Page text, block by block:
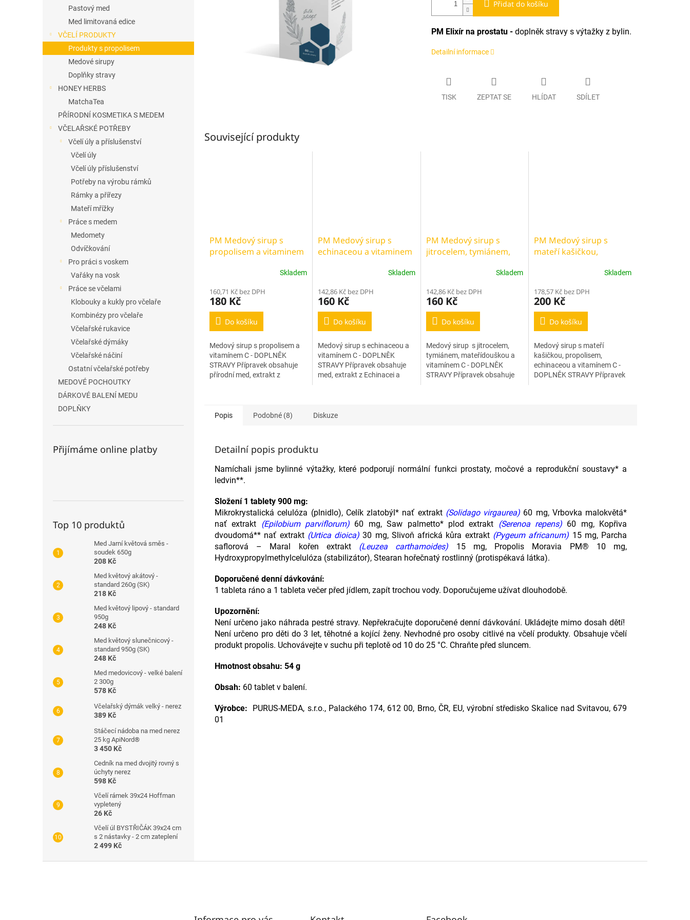
Pastový med
Med limitovaná edice
VČELÍ PRODUKTY
Produkty s propolisem
Medové sirupy
Doplňky stravy
HONEY HERBS
MatchaTea
PŘÍRODNÍ KOSMETIKA S MEDEM
VČELAŘSKÉ POTŘEBY
Včelí úly a příslušenství
Včelí úly
Včelí úly příslušenství
Potřeby na výrobu rámků
Rámky a přířezy
Mateří mřížky
Práce s medem
Medomety
Odvíčkování
Pro práci s voskem
Vařáky na vosk
Práce se včelami
Klobouky a kukly pro včelaře
Kombinézy pro včelaře
Včelařské rukavice
Včelařské dýmáky
Včelařské náčiní
Ostatní včelařské potřeby
MEDOVÉ POCHOUTKY
DÁRKOVÉ BALENÍ MEDU
DOPLŇKY
Přijímáme online platby
Top 10 produktů
Med Jarní květová směs -
soudek 650g
208 Kč
Med květový akátový -
standard 260g (SK)
218 Kč
Med květový lipový - standard
950g
248 Kč
Med květový slunečnicový -
standard 950g (SK)
248 Kč
Med medovicový - velké balení
2 300g
578 Kč
Včelařský dýmák velký - nerez
389 Kč
Stáčecí nádoba na med nerez
25 kg ApiNord®
3 450 Kč
Cedník na med dvojitý rovný s
úchyty nerez
598 Kč
Včelí rámek 39x24 Hoffman
vypletený
26 Kč
Včelí úl BYSTŘIČÁK 39x24 cm
s 2 nástavky - 2 cm zateplení
2 499 Kč
Přidat do košíku
PM Elixír na prostatu -doplněk stravy s výtažky z bylin.
Detailní informace
TISK ZEPTAT SE HLÍDAT SDÍLET
Související produkty
PM Medový sirup s
propolisem a vitaminem
Skladem
160,71 Kč bez DPH
180 Kč
Do košíku
Medový sirup s propolisem a
vitamínem C - DOPLNĚK
STRAVY Přípravek obsahuje
přírodní med, extrakt z
PM Medový sirup s
echinaceou a vitaminem
Skladem
142,86 Kč bez DPH
160 Kč
Do košíku
Medový sirup s echinaceou a
vitamínem C - DOPLNĚK
STRAVY Přípravek obsahuje
med, extrakt z Echinacei a
PM Medový sirup s
jitrocelem, tymiánem,
Skladem
142,86 Kč bez DPH
160 Kč
Do košíku
Medový sirup s jitrocelem,
tymiánem, mateřídouškou a
vitamínem C - DOPLNĚK
STRAVY Přípravek obsahuje
PM Medový sirup s
mateří kašičkou,
echinacenou a vit. CSkladem
178,57 Kč bez DPH
200 Kč
Do košíku
Medový sirup s mateří
kašičkou, propolisem,
echinaceou a vitamínem C -
DOPLNĚK STRAVY Přípravek
Popis
Podobné (8) Diskuze
Detailní popis produktu
Namíchali jsme bylinné výtažky, které podporují normální funkci prostaty, močové a reprodukční soustavy* a
ledvin**.
Složení 1 tablety 900 mg:
Mikrokrystalická celulóza (plnidlo), Celík zlatobýl* nať extrakt (Solidago virgaurea) 60 mg, Vrbovka malokvětá*
nať extrakt (Epilobium parviflorum) 60 mg, Saw palmetto* plod extrakt (Serenoa repens)60 mg, Kopřiva
dvoudomá** nať extrakt (Urtica dioica) 30 mg, Slivoň africká kůra extrakt (Pygeum africanum) 15 mg, Parcha
saflorová – Maral kořen extrakt (Leuzea carthamoides) 15 mg, Propolis Moravia PM® 10 mg,
Hydroxypropylmethylcelulóza (stabilizátor), Stearan hořečnatý rostlinný (protispékavá látka).
Doporučené denní dávkování:
1 tableta ráno a 1 tableta večer před jídlem, zapít trochou vody. Doporučujeme užívat dlouhodobě.
Upozornění:
Není určeno jako náhrada pestré stravy. Nepřekračujte doporučené denní dávkování. Ukládejte mimo dosah dětí!
Není určeno pro děti do 3 let, těhotné a kojící ženy. Nevhodné pro osoby citlivé na včelí produkty. Obsahuje včelí
produkt propolis. Uchovávejte v suchu při teplotě od 10 do 25 °C. Chraňte před sluncem.
Hmotnost obsahu: 54 g
Obsah: 60 tablet v balení.
Výrobce:
PURUS-MEDA, s.r.o., Palackého 174, 612 00, Brno, ČR, EU, výrobní středisko Skalice nad Svitavou, 679
01